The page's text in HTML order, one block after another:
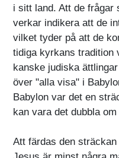
i sitt land. Att de frågar
verkar indikera att de
vilket tyder på att de
tidiga kyrkans tradition
kanske judiska
över "alla visa" i
Babylon var det en
kan vara det dubbla
Att färdas den